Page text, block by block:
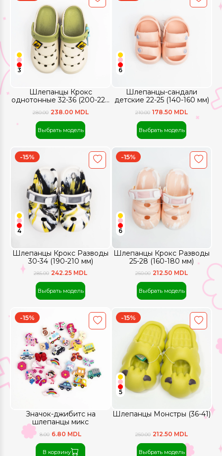
Шлепанцы Крокс
однотонные 32-36 (200-220
мм)
3
280.00 238.00 MDL
Выбрать модель
Шлепанцы-сандали
детские 22-25 (140-160 мм)
6
210.00 178.50 MDL
Выбрать модель
Шлепанцы Крокс Разводы
30-34 (190-210 мм)
-15%
4
285.00 242.25 MDL
Выбрать модель
Шлепанцы Крокс Разводы
25-28 (160-180 мм)
-15%
6
250.00 212.50 MDL
Выбрать модель
Значок-джибитс на
шлепанцы микс
-15%
8.00 6.80 MDL
В корзину
Шлепанцы Монстры (36-41)
-15%
5
250.00 212.50 MDL
Выбрать модель